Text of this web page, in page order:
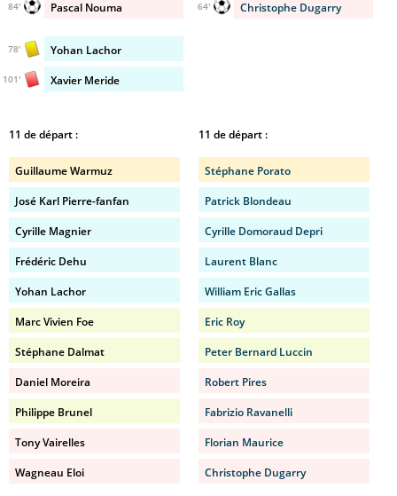
Pascal Nouma
84' Christophe Dugarry
64'
Yohan Lachor
78'
Xavier Meride
101'
11 de départ :
Guillaume Warmuz
José Karl Pierre-fanfan
Cyrille Magnier
Frédéric Dehu
Yohan Lachor
Marc Vivien Foe
Stéphane Dalmat
Daniel Moreira
Philippe Brunel
Tony Vairelles
Wagneau Eloi
11 de départ :
Stéphane Porato
Patrick Blondeau
Cyrille Domoraud Depri
Laurent Blanc
William Eric Gallas
Eric Roy
Peter Bernard Luccin
Robert Pires
Fabrizio Ravanelli
Florian Maurice
Christophe Dugarry